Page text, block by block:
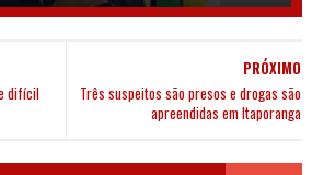
PRÓXIMO
Três suspeitos são presos e drogas são
apreendidas em Itaporanga
difícil